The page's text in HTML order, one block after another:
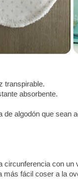
transpirable.
absorbente.
de algodón que sean
circunferencia con un
más fácil coser a la